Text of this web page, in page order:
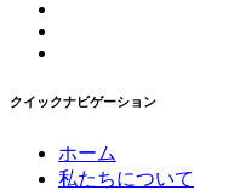
クイックナビゲーション
ホーム
私たちについて